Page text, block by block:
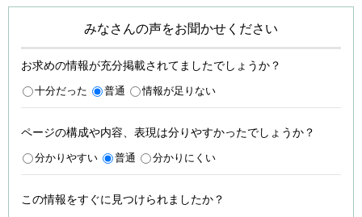
みなさんの声をお聞かせください
お求めの情報が充分掲載されてましたでしょうか？
十分だった 普通 情報が足りない
ページの構成や内容、表現は分りやすかったでしょうか？
分かりやすい 普通 分かりにくい
この情報をすぐに見つけられましたか？